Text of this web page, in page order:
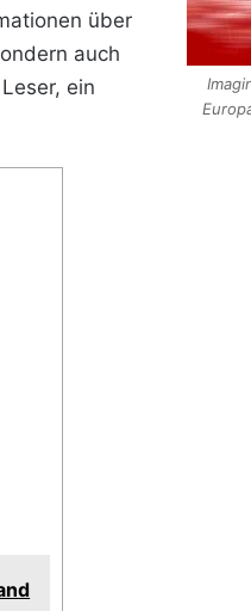
über
auch
ein